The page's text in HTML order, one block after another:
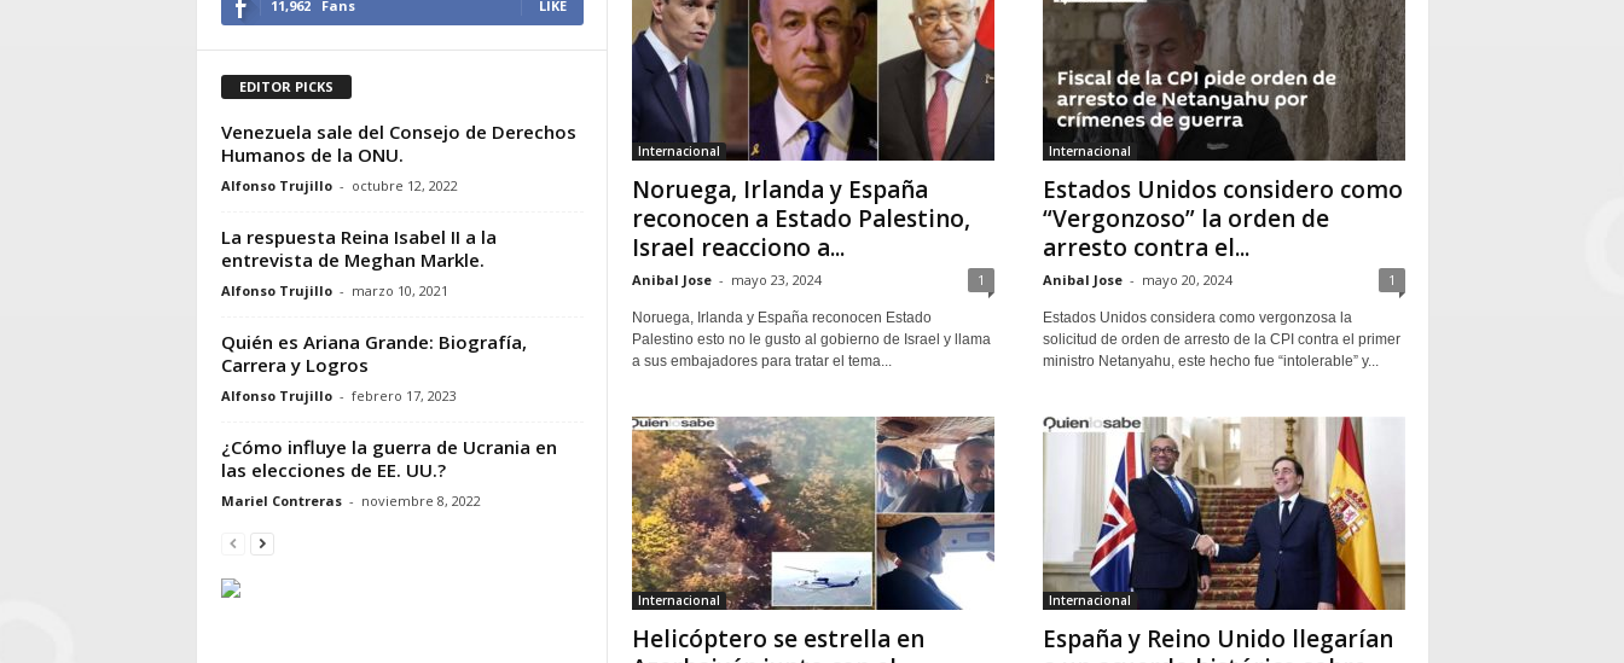
Internacional
Noruega, Irlanda y España
reconocen a Estado Palestino,
Israel reacciono a...
Anibal Jose - mayo 23, 2024 1
Noruega, Irlanda y España reconocen Estado
Palestino esto no le gusto al gobierno de Israel y llama
a sus embajadores para tratar el tema...
Internacional
Estados Unidos considero como
“Vergonzoso” la orden de
arresto contra el...
Anibal Jose - mayo 20, 2024 1
Estados Unidos considera como vergonzosa la
solicitud de orden de arresto de la CPI contra el primer
ministro Netanyahu, este hecho fue “intolerable” y...
Internacional
Helicóptero se estrella en
Internacional
España y Reino Unido llegarían
11,962 Fans LIKE
EDITOR PICKS
Venezuela sale del Consejo de Derechos
Humanos de la ONU.
Alfonso Trujillo - octubre 12, 2022
La respuesta Reina Isabel II a la
entrevista de Meghan Markle.
Alfonso Trujillo - marzo 10, 2021
Quién es Ariana Grande: Biografía,
Carrera y Logros
Alfonso Trujillo - febrero 17, 2023
¿Cómo influye la guerra de Ucrania en
las elecciones de EE. UU.?
Mariel Contreras - noviembre 8, 2022